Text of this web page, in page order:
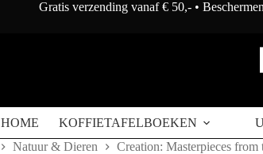
Gratis verzending vanaf € 50,- •
HOME KOFFIETAFELBOEKEN
Natuur & Dieren Creation: Masterpieces